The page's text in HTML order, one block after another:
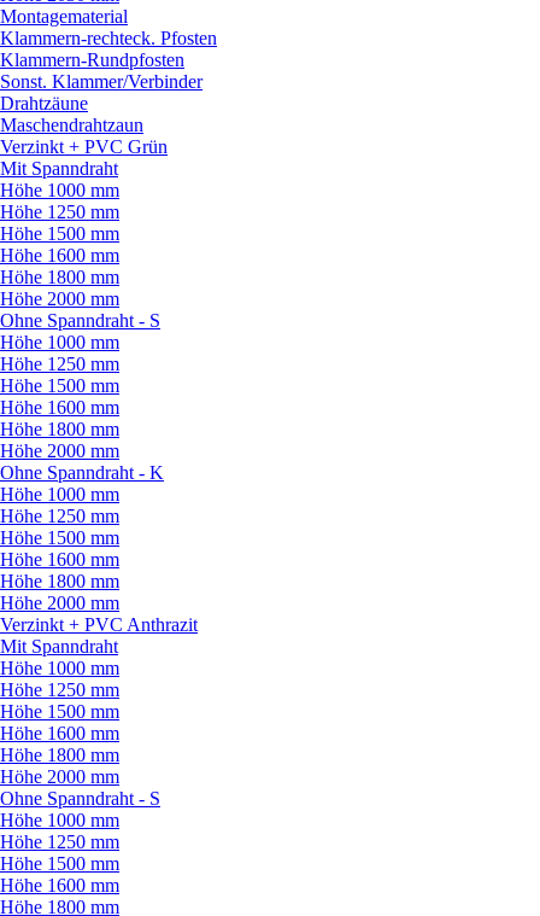
Montagematerial
Klammern-rechteck. Pfosten
Klammern-Rundpfosten
Sonst. Klammer/Verbinder
Drahtzäune
Maschendrahtzaun
Verzinkt + PVC Grün
Mit Spanndraht
Höhe 1000 mm
Höhe 1250 mm
Höhe 1500 mm
Höhe 1600 mm
Höhe 1800 mm
Höhe 2000 mm
Ohne Spanndraht - S
Höhe 1000 mm
Höhe 1250 mm
Höhe 1500 mm
Höhe 1600 mm
Höhe 1800 mm
Höhe 2000 mm
Ohne Spanndraht - K
Höhe 1000 mm
Höhe 1250 mm
Höhe 1500 mm
Höhe 1600 mm
Höhe 1800 mm
Höhe 2000 mm
Verzinkt + PVC Anthrazit
Mit Spanndraht
Höhe 1000 mm
Höhe 1250 mm
Höhe 1500 mm
Höhe 1600 mm
Höhe 1800 mm
Höhe 2000 mm
Ohne Spanndraht - S
Höhe 1000 mm
Höhe 1250 mm
Höhe 1500 mm
Höhe 1600 mm
Höhe 1800 mm